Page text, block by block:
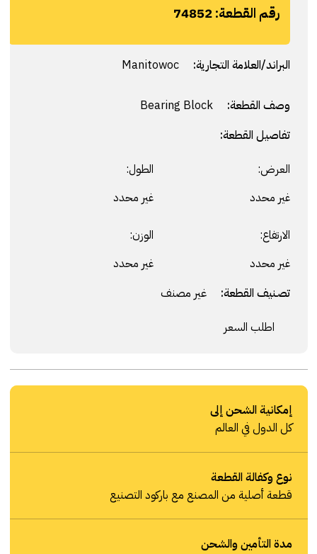
رقم القطعة:74852
البراند/العلامة التجارية: Manitowoc
وصف القطعة:
Bearing Block
تفاصيل القطعة:
العرض:
غير محدد
الطول:
غير محدد
الارتفاع:
غير محدد
الوزن:
غير محدد
تصنيف القطعة: غير مصنف
اطلب السعر
إمكانية الشحن إلى
كل الدول في العالم
نوع وكفالة القطعة
قطعة أصلية من المصنع مع باركود التصنيع
مدة التأمين والشحن